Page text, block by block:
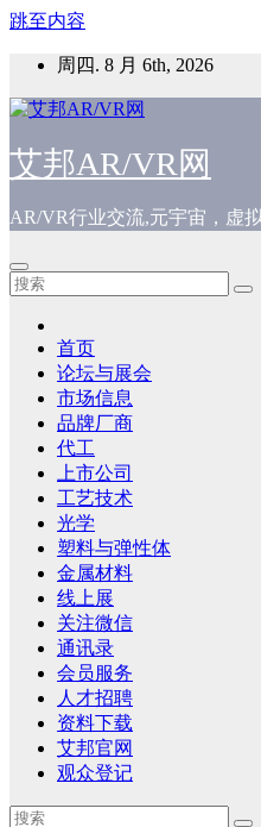
跳至内容
周四. 8 月 6th, 2026
艾邦AR/VR网
AR/VR行业交流,元宇宙，虚
首页
论坛与展会
市场信息
品牌厂商
代工
上市公司
工艺技术
光学
塑料与弹性体
金属材料
线上展
关注微信
通讯录
会员服务
人才招聘
资料下载
艾邦官网
观众登记